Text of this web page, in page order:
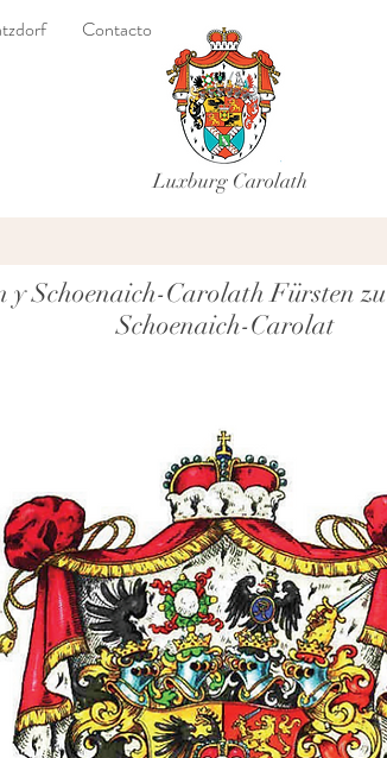
Contacto
Luxburg Carolath
y Schoenaich-Carolath Fürsten
Schoenaich-Carolat
Escudo de la unión de 1869